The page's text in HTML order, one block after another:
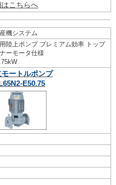
こちらへ
機システム
陸上ポンプ プレミアム効率 トップ
ーモータ仕様
モートルポンプ
E50.75